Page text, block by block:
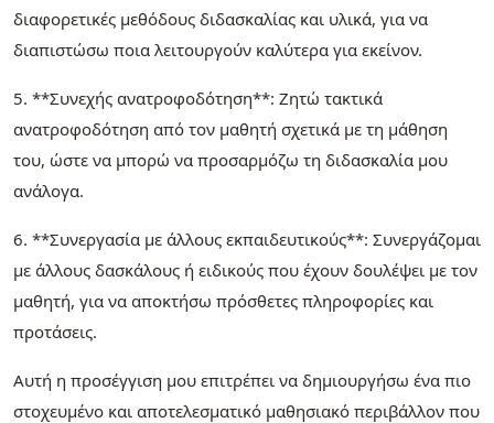
διαφορετικές μεθόδους διδασκαλίας και υλικά, για να
διαπιστώσω ποια λειτουργούν καλύτερα για εκείνον.
5. **Συνεχής ανατροφοδότηση**: Ζητώ τακτικά
ανατροφοδότηση από τον μαθητή σχετικά με τη μάθηση
του, ώστε να μπορώ να προσαρμόζω τη διδασκαλία μου
ανάλογα.
6. **Συνεργασία με άλλους εκπαιδευτικούς**: Συνεργάζομαι
με άλλους δασκάλους ή ειδικούς που έχουν δουλέψει με τον
μαθητή, για να αποκτήσω πρόσθετες πληροφορίες και
προτάσεις.
Αυτή η προσέγγιση μου επιτρέπει να δημιουργήσω ένα πιο
στοχευμένο και αποτελεσματικό μαθησιακό περιβάλλον που